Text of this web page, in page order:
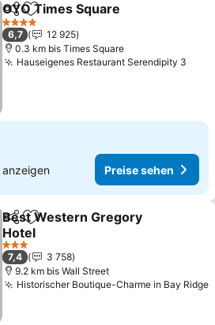
TeilenZu Favoriten hinzufügen
OYO Times Square
4 Sterne
6,7
12 925
0.3 km bis Times Square
Hauseigenes Restaurant Serendipity 3
anzeigen Preise sehen
TeilenZu Favoriten hinzufügen
Best Western Gregory
Hotel
3 Sterne
7,4
3 758
9.2 km bis Wall Street
Historischer Boutique-Charme in Bay Ridge